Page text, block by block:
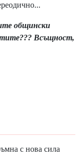
общински
Всъщност,
с нова сила